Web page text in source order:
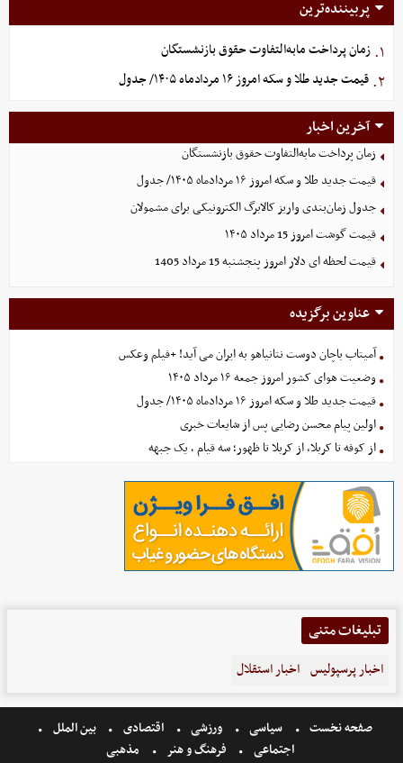
پربیننده‌ترین
۱. زمان پرداخت مابه‌التفاوت حقوق بازنشستگان
۲. قیمت جدید طلا و سکه امروز ۱۶ مردادماه ۱۴۰۵/ جدول
آخرین اخبار
زمان پرداخت مابه‌التفاوت حقوق بازنشستگان
قیمت جدید طلا و سکه امروز ۱۶ مردادماه ۱۴۰۵/ جدول
جدول زمان‌بندی واریز کالابرگ الکترونیکی برای مشمولان
قیمت گوشت امروز 15 مرداد ۱۴۰۵
قیمت لحظه ای دلار امروز پنجشنبه 15 مرداد 1405
عناوین برگزیده
آمیتاب باچان دوست نتانیاهو به ایران می آید! +فیلم وعکس
وضعیت هوای کشور امروز جمعه ۱۶ مرداد ۱۴۰۵
قیمت جدید طلا و سکه امروز ۱۶ مردادماه ۱۴۰۵/ جدول
اولین پیام محسن رضایی پس از شایعات خبری
از کوفه تا کربلا، از کربلا تا ظهور؛ سه قیام ، یک جبهه
تبلیغات متنی
اخبار پرسپولیس اخبار استقلال
صفحه نخست سیاسی ورزشی اقتصادی
بین الملل
اجتماعی
فرهنگ و هنر مذهبی